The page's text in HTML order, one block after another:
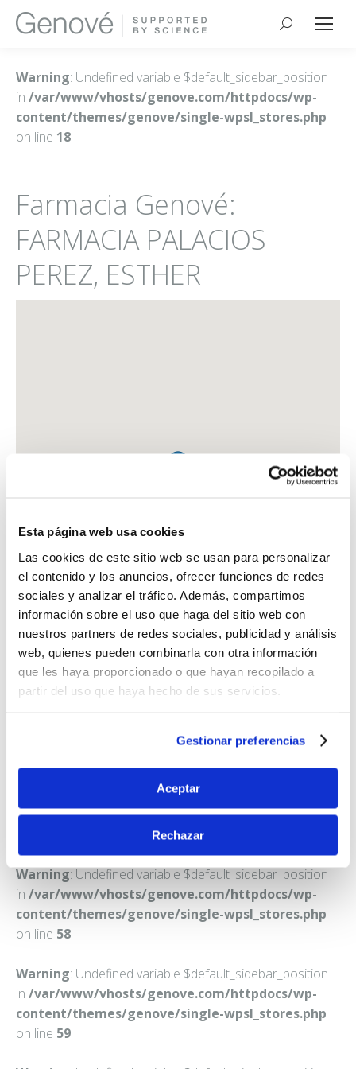
Esta página web usa cookies
Las cookies de este sitio web se usan para personalizar
el contenido y los anuncios, ofrecer funciones de redes
sociales y analizar el tráfico. Además, compartimos
información sobre el uso que haga del sitio web con
nuestros partners de redes sociales, publicidad y análisis
web, quienes pueden combinarla con otra información
que les haya proporcionado o que hayan recopilado a
partir del uso que haya hecho de sus servicios.
Gestionar preferencias
Aceptar
Rechazar
Buscar:
Warning: Undefined variable $default_sidebar_position
in /var/www/vhosts/genove.com/httpdocs/wp-
content/themes/genove/single-wpsl_stores.php
on line 18
Farmacia Genové:
FARMACIA PALACIOS
PEREZ, ESTHER
FARMACIA PALACIOS PEREZ, ESTHER
C. NUESTRA SEÑORA YERGA, 3
Warning: Undefined variable $default_sidebar_position
in /var/www/vhosts/genove.com/httpdocs/wp-
content/themes/genove/single-wpsl_stores.php
on line 58
Warning: Undefined variable $default_sidebar_position
in /var/www/vhosts/genove.com/httpdocs/wp-
content/themes/genove/single-wpsl_stores.php
on line 59